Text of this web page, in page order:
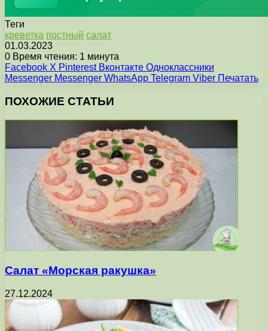
Теги
креветка постный салат
01.03.2023
0 Время чтения: 1 минута
Facebook X Pinterest Вконтакте Одноклассники
Messenger Messenger WhatsApp Telegram Viber Печатать
ПОХОЖИЕ СТАТЬИ
Салат «Морская ракушка»
27.12.2024